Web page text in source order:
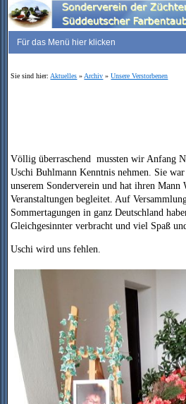
Sie sind hier: Aktuelles » Archiv »Unsere Verstorbenen
Völlig überraschend mussten wir Anfang
Uschi Buhlmann Kenntnis nehmen. Sie
unserem Sonderverein und hat ihren
Veranstaltungen begleitet. Auf
Sommertagungen in ganz Deutschland
Gleichgesinnter verbracht und viel Spaß
Uschi wird uns fehlen.